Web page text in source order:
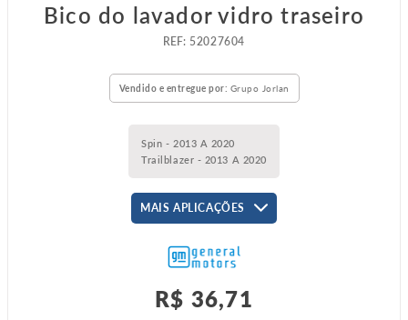
Bico do lavador vidro traseiro
: 52027604
Vendido e entregue por: Grupo Jorlan
Spin - 2013 A 2020
Trailblazer - 2013 A 2020
MAIS APLICAÇÕES
R$ 36,71